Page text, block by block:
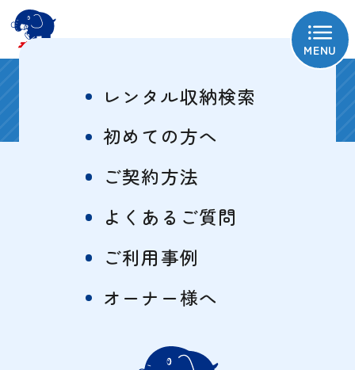
MENU
レンタル収納検索
初めての方へ
ご契約方法
よくあるご質問
ご利用事例
オーナー様へ
相模原東淵野辺1号
サイズ・料金表